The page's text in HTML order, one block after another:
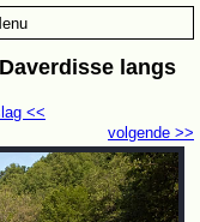
langs
volgende >>
<<